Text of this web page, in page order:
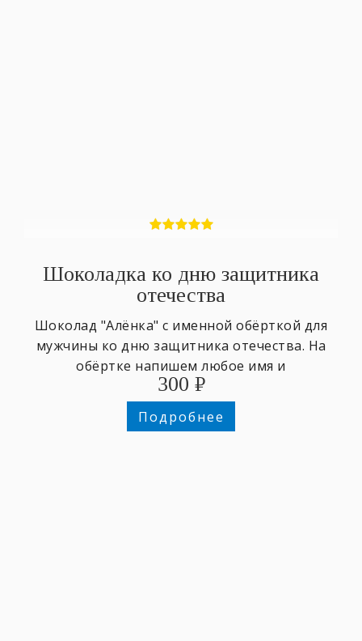
Шоколадка ко дню защитника
отечества
Шоколад "Алёнка" с именной обёрткой для
мужчины ко дню защитника отечества. На
обёртке напишем любое имя и
поздравительный текст.
300 ₽
Подробнее